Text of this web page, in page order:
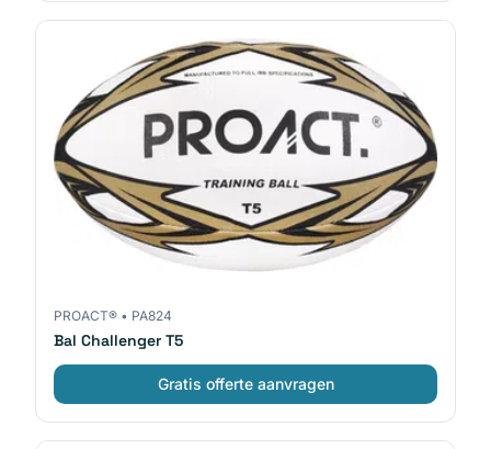
PROACT® • PA824
Bal Challenger T5
Gratis offerte aanvragen